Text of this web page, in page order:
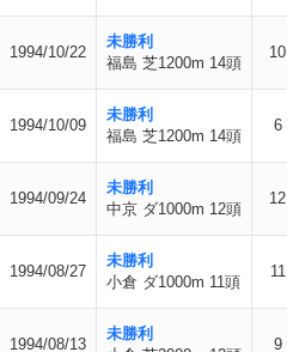
1994/10/22
未勝利
福島 芝1200m 14頭
10
1994/10/09
未勝利
福島 芝1200m 14頭
6
1994/09/24
未勝利
中京 ダ1000m 12頭
12
1994/08/27
未勝利
小倉 ダ1000m 11頭
11
1994/08/13
未勝利
9